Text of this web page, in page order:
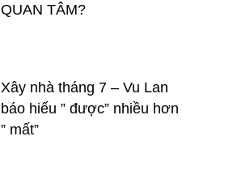
QUAN TÂM?
Xây nhà tháng 7 – Vu Lan
báo hiếu ” được” nhiều hơn
” mất”